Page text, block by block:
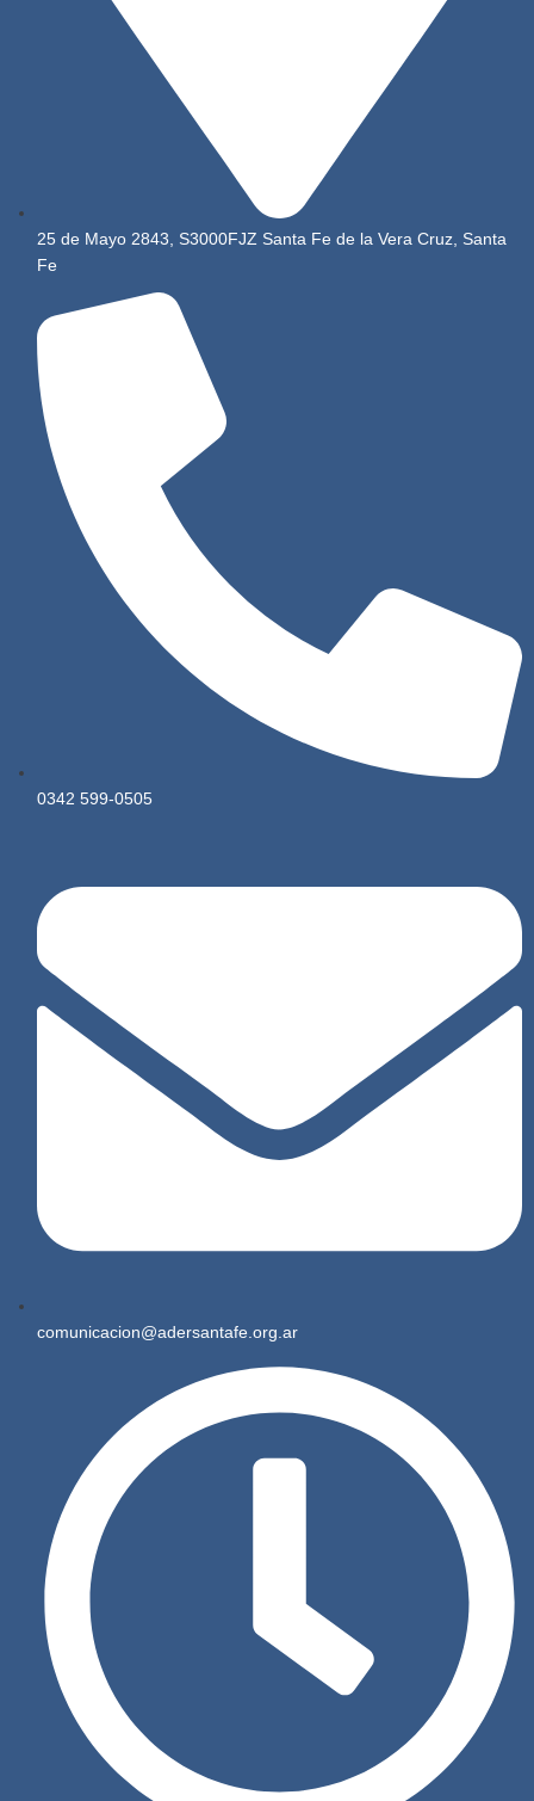
25 de Mayo 2843, S3000FJZ Santa Fe de la Vera Cruz, Santa
Fe
0342 599-0505
comunicacion@adersantafe.org.ar